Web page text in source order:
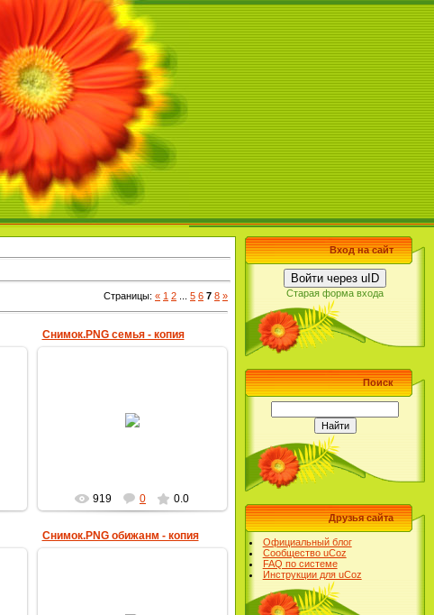
Страницы: « 1 2 5 6 7 8 »
Снимок.PNG семья - копия
919 0 0.0
Снимок.PNG обижанм - копия
Вход на сайт
Войти через uID
Старая форма входа
Поиск
Друзья сайта
Официальный блог
Сообщество uCoz
FAQ по системе
Инструкции для uCoz